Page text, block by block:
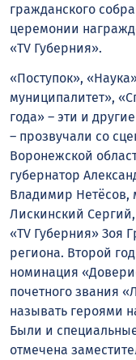
гражданского
церемонии
«TV Губерния».
«Поступок»,
муниципалитет»,
года» – эти и
– прозвучали со
Воронежской
губернатор
Владимир Нетёсов,
Лискинский
«TV Губерния» Зоя
региона. Второй
номинация
почетного звания
называть героями
Были и
отмечена